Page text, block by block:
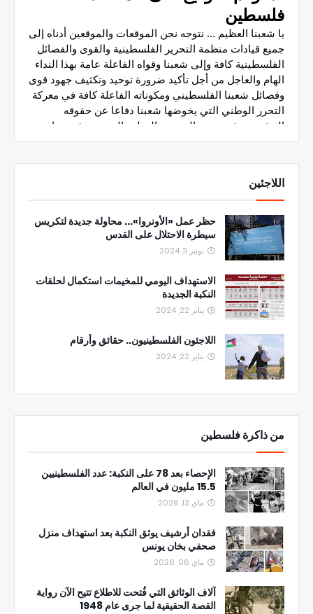
اللاجئين
حظر عمل «الأونروا»... محاولة جديدة لتكريس
سيطرة الاحتلال على القدس
نونبر 11, 2024
الاستهداف اليومي للمخيمات استكمال لحلقات
النكبة الجديدة
يناير 22, 2024
اللاجئون الفلسطينيون.. حقائق وأرقام
يناير 22, 2024
من ذاكرة فلسطين
الإحصاء بعد 78 على النكبة: عدد الفلسطينيين
15.5 مليون في العالم
ماي 13, 2026
فقدان أرشيف يوثق النكبة بعد استهداف منزل
صحفي بخان يونس
ماي 06, 2026
آلاف الوثائق التي فُتحت للاطلاع تتيح الآن رواية
القصة الحقيقية لما جرى عام 1948